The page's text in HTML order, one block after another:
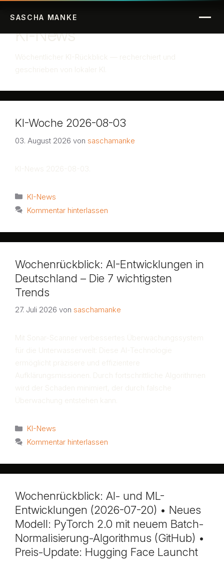
SASCHA MANKE
Über mich
Blog
Kontakt
KI-News
Wöchentlicher KI-Rückblick — recherchiert und
geschrieben von lokaler KI.
KI-Woche 2026-08-03
03. August 2026 von saschamanke
KI-News 2026-08-03.
Kategorien
KI-News
Kommentar hinterlassen
Wochenrückblick: AI-Entwicklungen in
Deutschland – Die 7 wichtigsten
Trends
27. Juli 2026 von saschamanke
Mit Sonar-Scanner verbessertes Überwachungssystem
für die Unterwasserwelt: Diese AI-Technologie
ermöglicht präzisere und effizientere
Aufklärungsmissionen. Durch fortschrittliche Algorithmen
wird der Schaden minimiert, der durch falsche
Überwachung entstehen kann.
Kategorien
KI-News
Kommentar hinterlassen
Wochenrückblick: AI- und ML-
Entwicklungen (2026-07-20) • Neues
Modell: PyTorch 2.0 mit neuem Batch-
Normalisierung-Algorithmus (GitHub) •
Preis-Update: Hugging Face Launcht